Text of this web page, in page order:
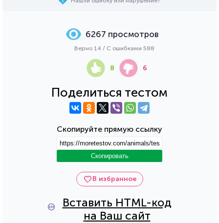
В избранное
Вставить HTML-код
на Ваш сайт
Поделиться тестом
Скопируйте прямую ссылку
Скопировать
6267 просмотров
Верно 14 / С ошибками 588
8 6